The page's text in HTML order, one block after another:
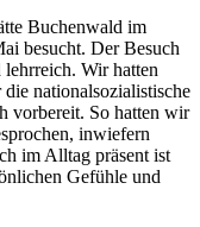
Buchenwald im
besucht. Der Besuch
lehrreich. Wir hatten
nationalsozialistische
vorbereit. So hatten wir
inwiefern
im Alltag präsent ist
Gefühle und